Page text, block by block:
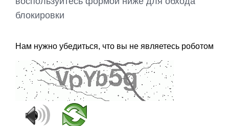
блокировки
Нам нужно убедиться, что вы не являетесь роботом